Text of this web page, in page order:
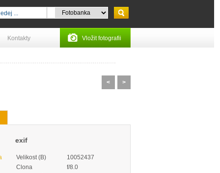
Kontakty Vložit fotografii
< >
exif
Velikost (B)
10052437
Clona
f/8.0